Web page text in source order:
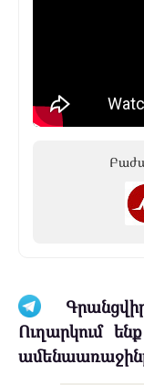
Ուղարկում